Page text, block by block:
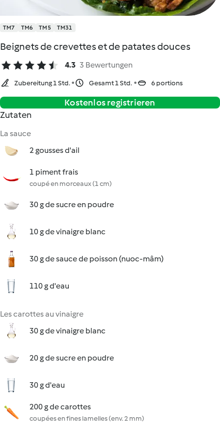
TM7 TM6 TM5 TM31
Beignets de crevettes et de patates douces
4.3 3 Bewertungen
Zubereitung 1 Std. Gesamt 1 Std. 6 portions
Kostenlos registrieren
Zutaten
La sauce
2 gousses d'ail
1 piment frais
coupé en morceaux (1 cm)
30 g de sucre en poudre
10 g de vinaigre blanc
30 g de sauce de poisson (nuoc-mâm)
110 g d'eau
Les carottes au vinaigre
30 g de vinaigre blanc
20 g de sucre en poudre
30 g d'eau
200 g de carottes
coupées en fines lamelles (env. 2 mm)